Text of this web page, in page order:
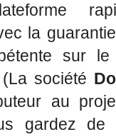
la
sur le
société
au
gardez